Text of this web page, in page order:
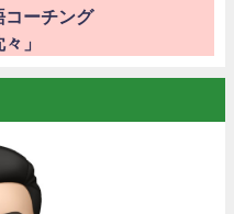
コーチング
」